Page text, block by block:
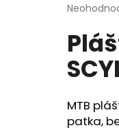
Průměrné
produktu
je
0,0
z
hvězdiček.
MTB
patka,